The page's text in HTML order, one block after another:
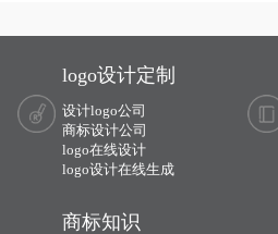
logo设计定制
设计logo公司
商标设计公司
logo在线设计
logo设计在线生成
商标知识